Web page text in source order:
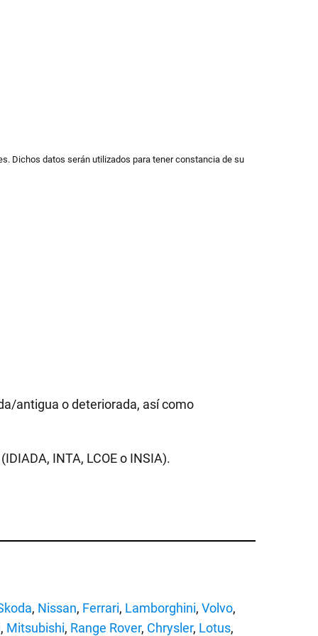
Dichos datos serán utilizados para tener constancia de su
antigua o deteriorada, así como
INTA, LCOE o INSIA).
, Nissan, Ferrari, Lamborghini, Volvo,
, Mitsubishi, Range Rover, Chrysler, Lotus,